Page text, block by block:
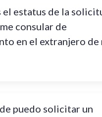
el estatus de la
consular de
en el extranjero de
puedo solicitar un